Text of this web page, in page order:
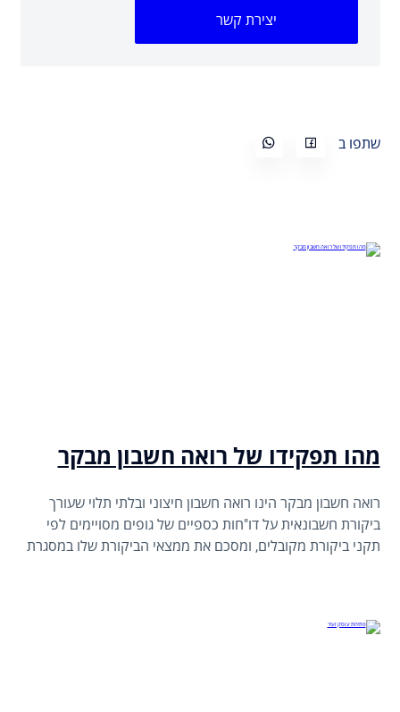
יצירת קשר
שתפו ב
מהו תפקידו של רואה חשבון מבקר
רואה חשבון מבקר הינו רואה חשבון חיצוני ובלתי תלוי שעורך
ביקורת חשבונאית על דו"חות כספיים של גופים מסויימים לפי
תקני ביקורת מקובלים, ומסכם את ממצאי הביקורת שלו במסגרת